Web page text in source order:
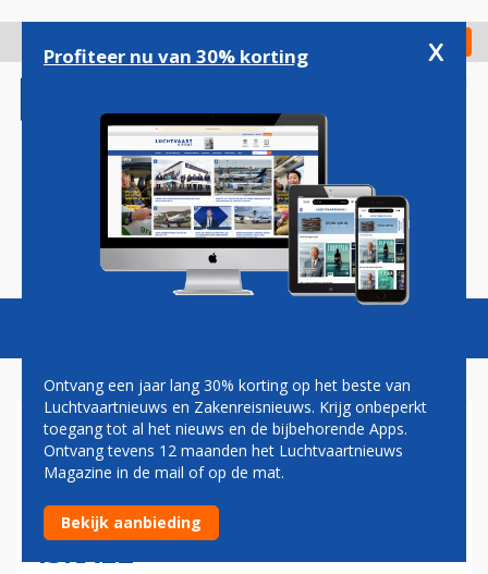
gaan
Check in
Magazine Podcasts Vacatures
LUFTHANSA, BRUSSELS
AIRLINES, AUSTRIAN EN
SWISS LANGER NIET NAAR
ISRAËL
Profiteer nu van 30% korting x
Ontvang een jaar lang 30% korting op het beste van
Luchtvaartnieuws en Zakenreisnieuws. Krijg onbeperkt
toegang tot al het nieuws en de bijbehorende Apps.
Ontvang tevens 12 maanden het Luchtvaartnieuws
Magazine in de mail of op de mat.
Bekijk aanbieding